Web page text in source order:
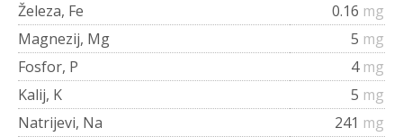
Železa, Fe
0.16 mg
Magnezij, Mg
5 mg
Fosfor, P
4 mg
Kalij, K
5 mg
Natrijevi, Na
241 mg